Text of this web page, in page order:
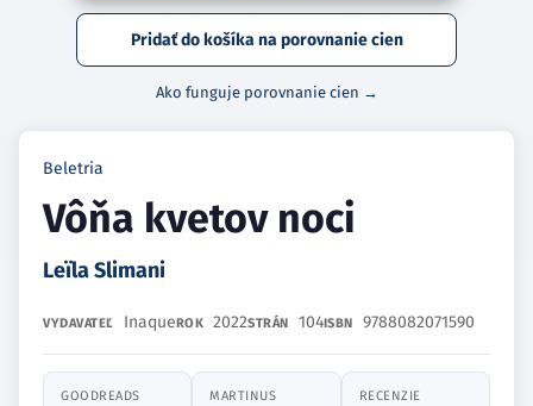
Pridať do košíka na porovnanie cien
Ako funguje porovnanie cien →
Beletria
Vôňa kvetov noci
Leïla Slimani
VYDAVATEĽ InaqueROK 2022STRÁN 104ISBN 9788082071590
GOODREADS MARTINUS RECENZIE